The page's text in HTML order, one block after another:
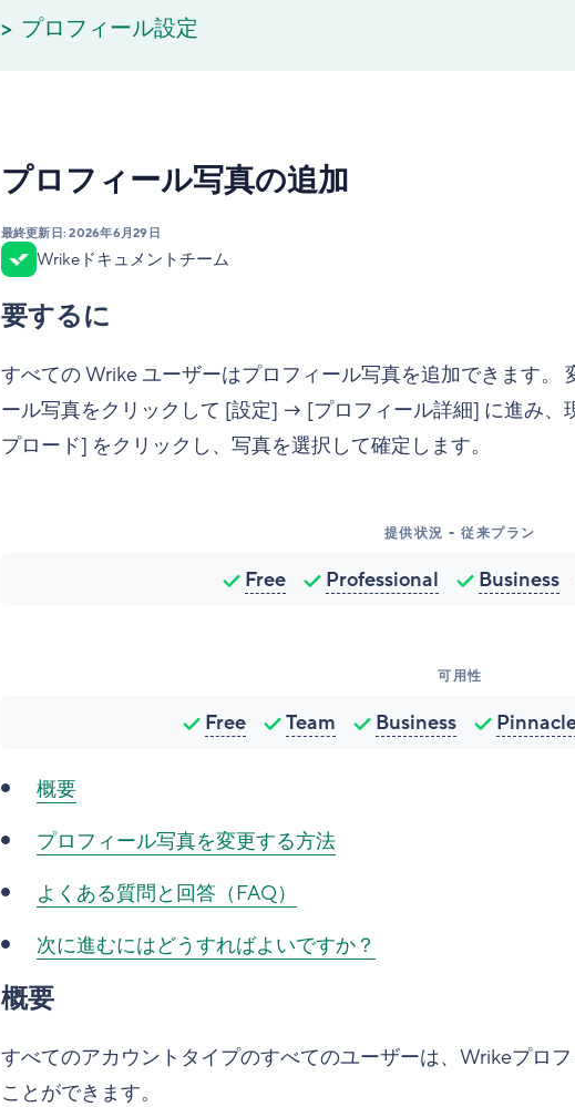
プロフィール設定
プロフィール写真の追加
最終更新日:2026年6月29日
Wrikeドキュメントチーム
要するに
すべての Wrike ユーザーはプロフィール写真を追加できます。
ール写真をクリックして [設定] → [プロフィール詳細] に進み、
プロード] をクリックし、写真を選択して確定します。
提供状況 - 従来プラン
Free Professional Business
可用性
Free Team Business
概要
プロフィール写真を変更する方法
よくある質問と回答（FAQ）
次に進むにはどうすればよいですか？
概要
すべてのアカウントタイプのすべてのユーザーは、Wrikeプロ
ことができます。